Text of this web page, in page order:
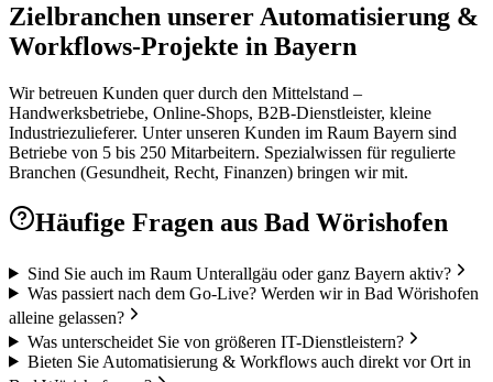
Zielbranchen unserer Automatisierung &
Workflows-Projekte in Bayern
Wir betreuen Kunden quer durch den Mittelstand –
Handwerksbetriebe, Online-Shops, B2B-Dienstleister, kleine
Industriezulieferer. Unter unseren Kunden im Raum Bayern sind
Betriebe von 5 bis 250 Mitarbeitern. Spezialwissen für regulierte
Branchen (Gesundheit, Recht, Finanzen) bringen wir mit.
Häufige Fragen aus Bad Wörishofen
Sind Sie auch im Raum Unterallgäu oder ganz Bayern aktiv?
Was passiert nach dem Go-Live? Werden wir in Bad Wörishofen
alleine gelassen?
Was unterscheidet Sie von größeren IT-Dienstleistern?
Bieten Sie Automatisierung & Workflows auch direkt vor Ort in